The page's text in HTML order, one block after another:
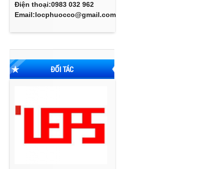
Điện thoại:0983 032 962
Email:locphuocco@gmail.com
ĐỐI TÁC